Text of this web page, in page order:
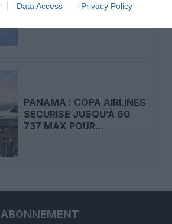
Data Access Privacy Policy
GUADELOUPE–PANAMA,
PANAMA : COPA AIRLINES
SÉCURISE JUSQU’À 60
737 MAX POUR...
ABONNEMENT